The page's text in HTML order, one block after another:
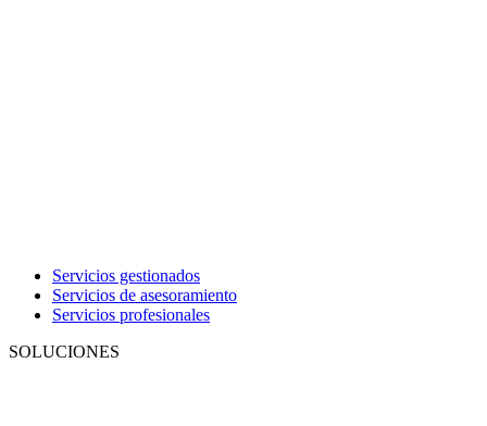
Servicios gestionados
Servicios de asesoramiento
Servicios profesionales
SOLUCIONES